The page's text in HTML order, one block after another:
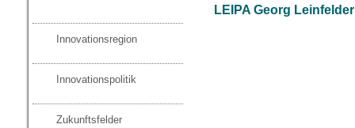
Innovationsregion
Innovationspolitik
Zukunftsfelder
LEIPA Georg